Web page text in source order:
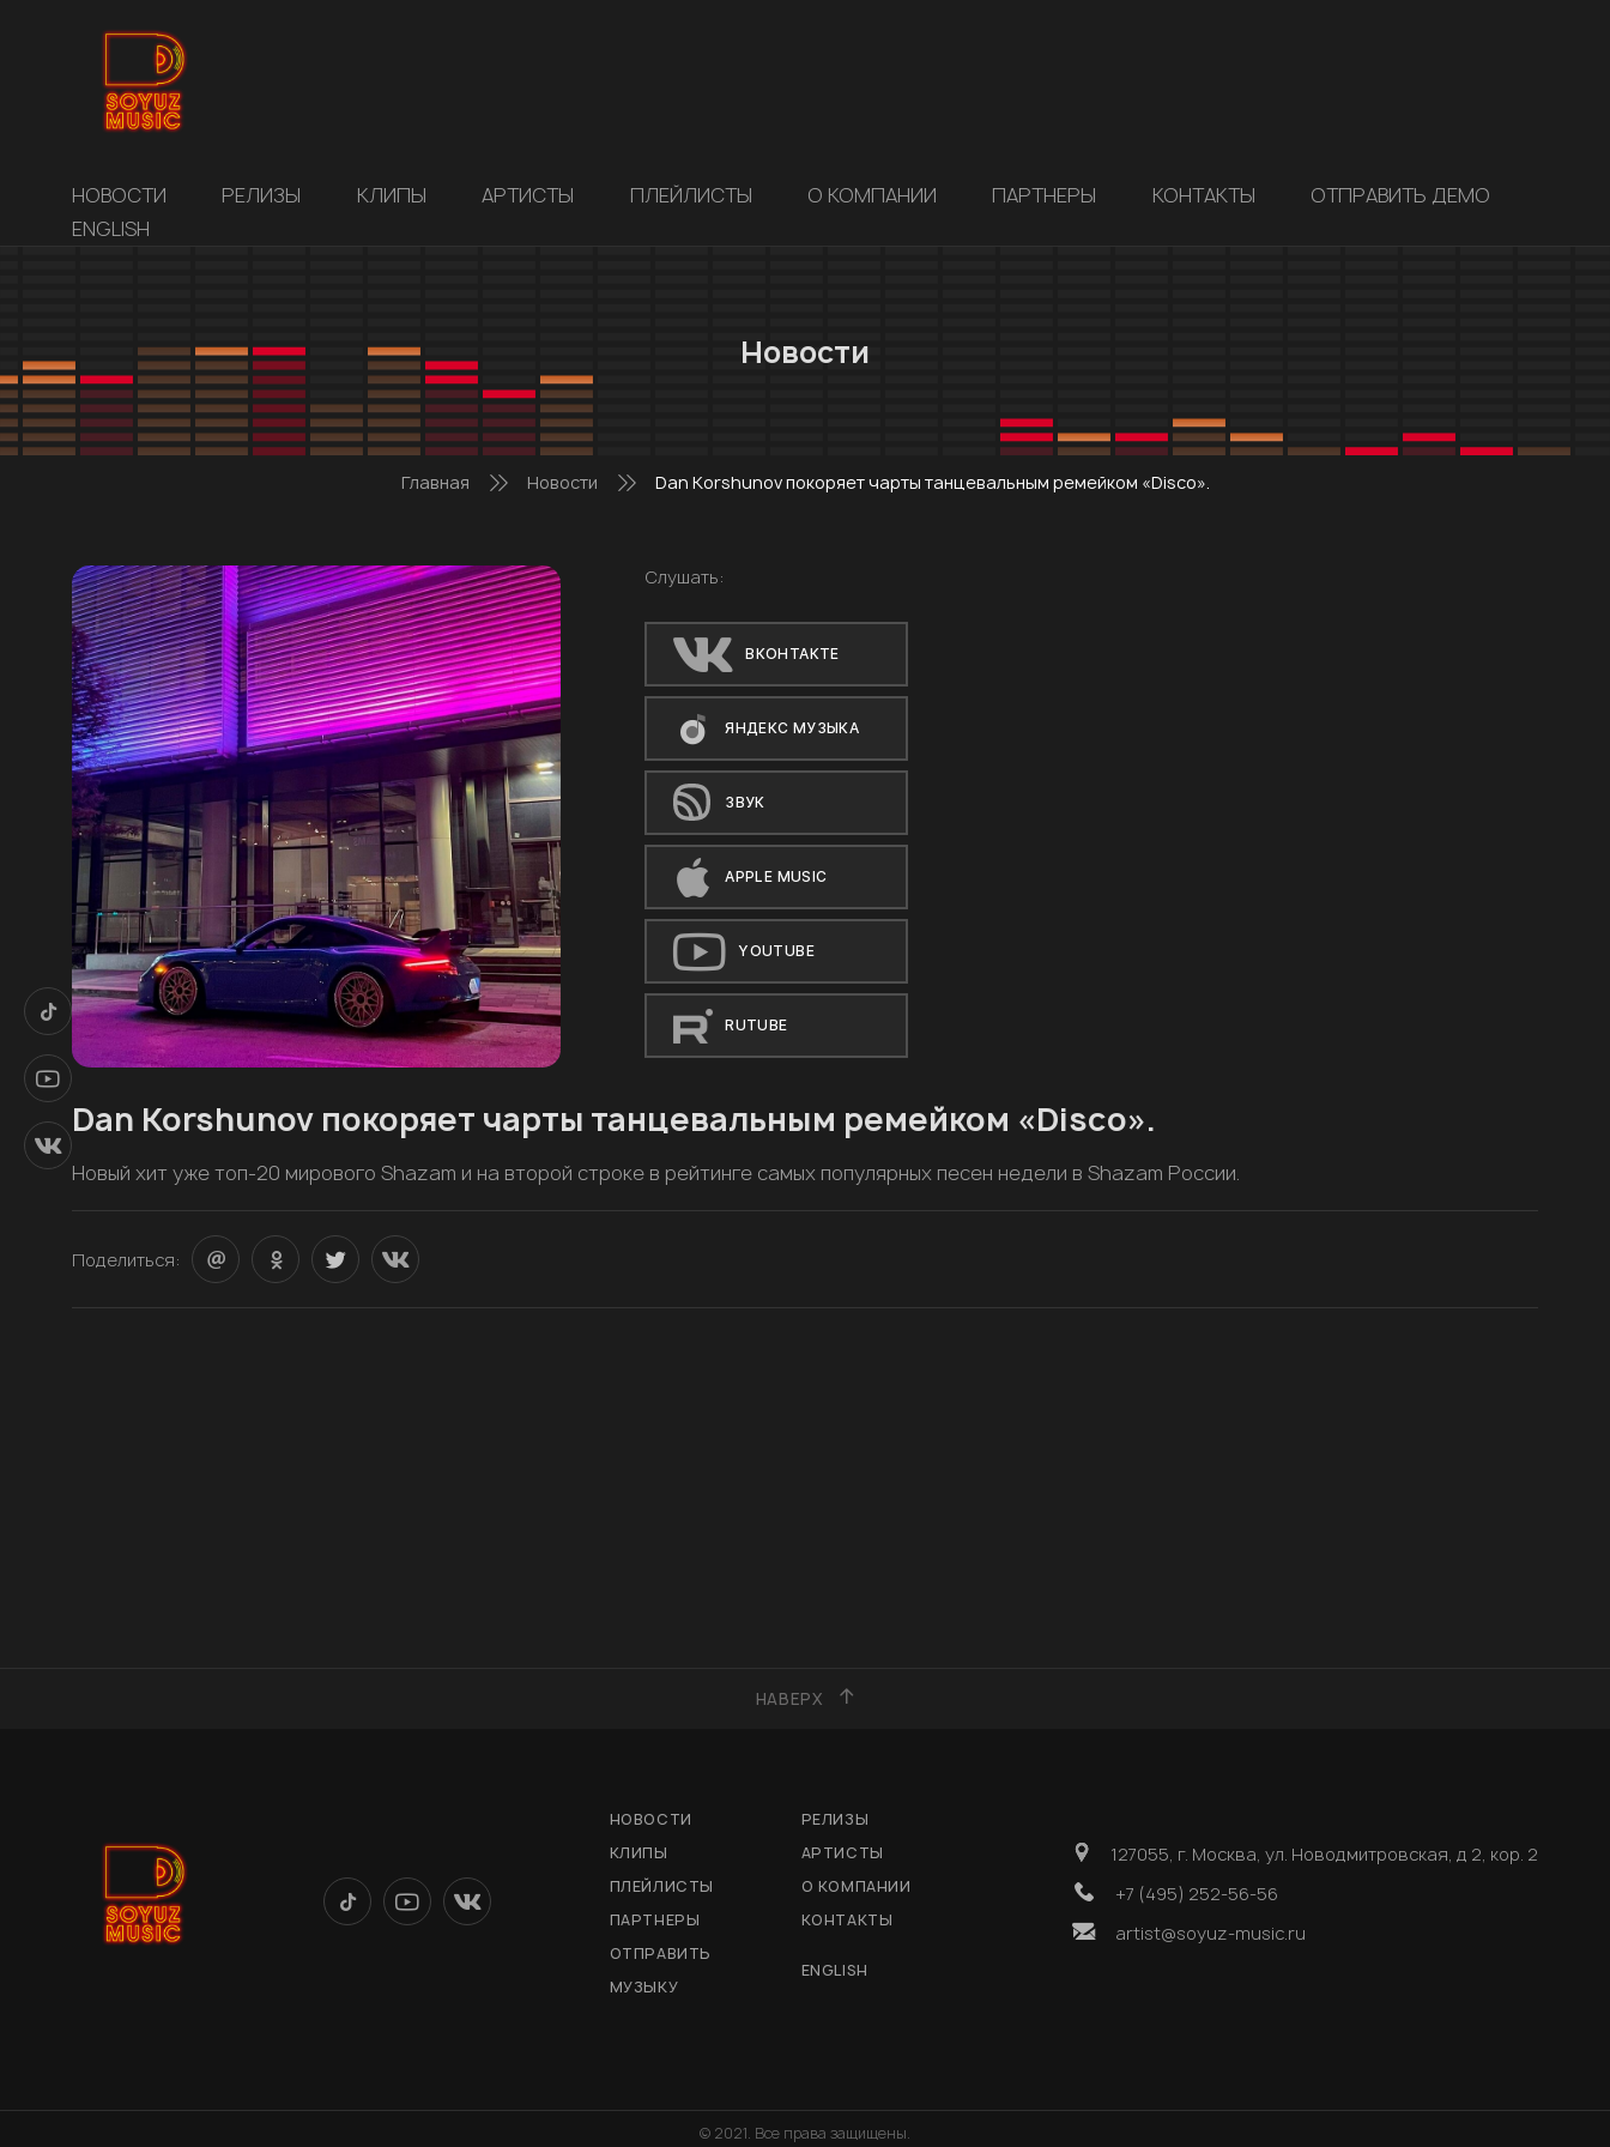
НОВОСТИ РЕЛИЗЫ КЛИПЫ АРТИСТЫ ПЛЕЙЛИСТЫ О КОМПАНИИ ПАРТНЕРЫ КОНТАКТЫ
ОТПРАВИТЬ ДЕМО
ENGLISH
Новости
Главная Новости Dan Korshunov покоряет чарты танцевальным ремейком «Disco».
Слушать:
ВКОНТАКТЕ
ЯНДЕКС МУЗЫКА
ЗВУК
APPLE MUSIC
YOUTUBE
RUTUBE
Dan Korshunov покоряет чарты танцевальным ремейком «Disco».
Новый хит уже топ-20 мирового Shazam и на второй строке в рейтинге самых популярных песен недели в Shazam России.
Поделиться:
НАВЕРХ
НОВОСТИ
РЕЛИЗЫ
КЛИПЫ
АРТИСТЫ
ПЛЕЙЛИСТЫ
О КОМПАНИИ
ПАРТНЕРЫ
КОНТАКТЫ
ОТПРАВИТЬ
МУЗЫКУ
ENGLISH
127055, г. Москва, ул. Новодмитровская, д 2, кор. 2
+7 (495) 252-56-56
artist@soyuz-music.ru
© 2021. Все права защищены.